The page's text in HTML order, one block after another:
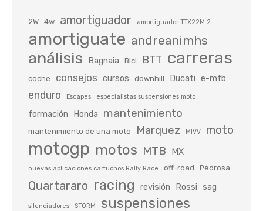
2W 4w amortiguador amortiguador TTX22M.2
amortiguate andreanimhs
análisis Bagnaia Bici BTT carreras
coche consejos cursos downhill Ducati e-mtb
enduro Escapes especialistas suspensiones moto
formación Honda mantenimiento
mantenimiento de una moto Marquez MIVV moto
motogp motos MTB MX
nuevas aplicaciones cartuchos Rally Race off-road Pedrosa
Quartararo racing revisión Rossi sag
silenciadores STORM suspensiones